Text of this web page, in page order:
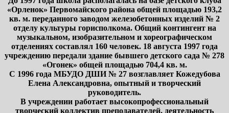
«Орленок» Первомайского района общей площадью 193,2
кв. м. переданного заводом железобетонных изделий № 2
отделу культуры горисполкома. Общий контингент на
музыкальном, изобразительном и хореографическом
отделениях составлял 160 человек. 18 августа 1997 года
учреждению передали здание бывшего детского сада № 278
«Огонек» общей площадью 704,4 кв. м.
С 1996 года МБУДО ДШИ № 27 возглавляет Кожедубова
Елена Александровна, опытный и творческий
руководитель.
В учреждении работает высокопрофессиональный
творческий коллектив преподавателей, деятельность